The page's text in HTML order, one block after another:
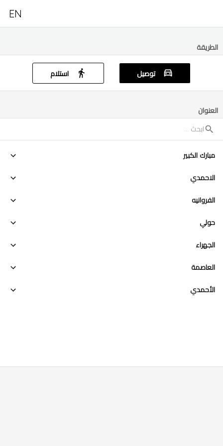
EN
الطريقة
توصيل استلام
العنوان
مبارك الكبير
الاحمدي
الفروانيه
حولي
الجهراء
العاصمة
الأحمدي